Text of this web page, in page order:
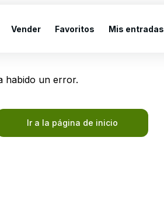
Vender Favoritos Mis entradas
habido un error.
Ir a la página de inicio